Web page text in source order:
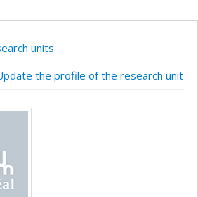
units
the profile of the research unit